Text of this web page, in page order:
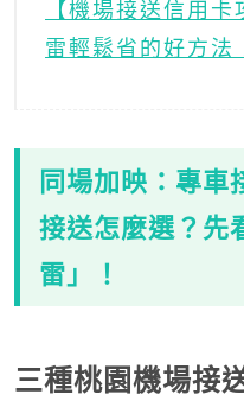
【機場接送信用
雷輕鬆省的好方法
同場加映：專車
接送怎麼選？先
雷」！
三種桃園機場接